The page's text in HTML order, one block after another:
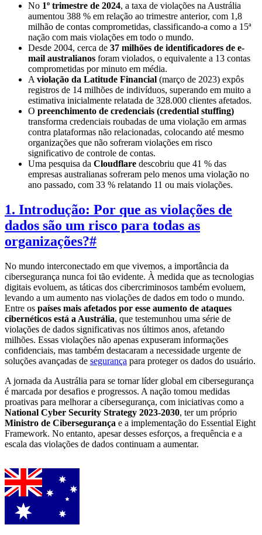
No 1º trimestre de 2024, a taxa de violações na Austrália
aumentou 388 % em relação ao trimestre anterior, com 1,8
milhão de contas comprometidas, classificando-a como a 15ª
nação com mais violações em todo o mundo.
Desde 2004, cerca de 37 milhões de identificadores de e-
mail australianos foram violados, o equivalente a 13 contas
comprometidas por minuto em média.
A violação da Latitude Financial (março de 2023) expôs
registros de 14 milhões de indivíduos, superando em muito a
estimativa inicialmente relatada de 328.000 clientes afetados.
O preenchimento de credenciais (credential stuffing)
transforma credenciais roubadas de uma violação em armas
contra plataformas não relacionadas, colocando até mesmo
organizações que não sofreram violações em risco
significativo de controle de contas.
Uma pesquisa da Cloudflare descobriu que 41 % das
empresas australianas sofreram pelo menos uma violação no
ano passado, com 33 % relatando 11 ou mais violações.
1. Introdução: Por que as violações de
dados são um risco para todas as
organizações?#
No mundo interconectado em que vivemos, a importância da
cibersegurança nunca foi tão evidente. À medida que as tecnologias
digitais evoluem, as táticas dos cibercriminosos também evoluem,
levando a um aumento nas violações de dados em todo o mundo.
Entre os países mais afetados por esse aumento de ataques
cibernéticos está a Austrália, que testemunhou uma série de
violações de dados significativas nos últimos anos, afetando
milhões. Essas violações não apenas expuseram informações
confidenciais, mas também destacaram a necessidade urgente de
soluções avançadas de segurança para proteger os dados do usuário.
A jornada da Austrália para se tornar líder global em cibersegurança
é marcada por desafios e progressos. A nação tomou medidas
proativas para melhorar a cibersegurança, com iniciativas como a
National Cyber Security Strategy 2023-2030, ter um próprio
Ministro de Cibersegurança e a implementação do Essential Eight
Framework. No entanto, apesar desses esforços, a frequência e a
escala das violações de dados continuam a aumentar.